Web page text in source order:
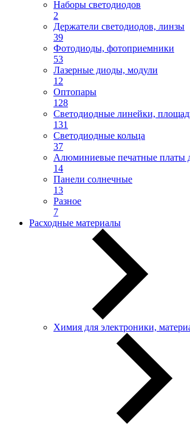
Наборы светодиодов
2
Держатели светодиодов, линзы
39
Фотодиоды, фотоприемники
53
Лазерные диоды, модули
12
Оптопары
128
Светодиодные линейки,
131
Светодиодные кольца
37
Алюминиевые печатные платы
14
Панели солнечные
13
Разное
7
Расходные материалы
Химия для электроники,